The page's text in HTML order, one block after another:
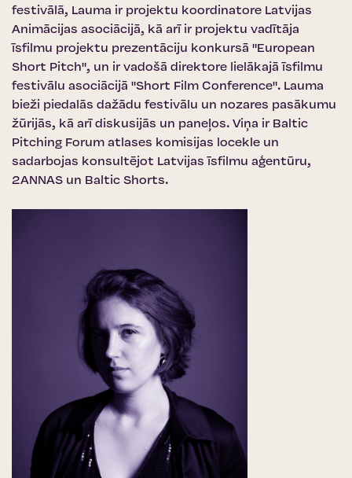
festivālā, Lauma ir projektu koordinatore Latvijas
Animācijas asociācijā, kā arī ir projektu vadītāja
īsfilmu projektu prezentāciju konkursā "European
Short Pitch", un ir vadošā direktore lielākajā īsfilmu
festivālu asociācijā "Short Film Conference". Lauma
bieži piedalās dažādu festivālu un nozares pasākumu
žūrijās, kā arī diskusijās un paneļos. Viņa ir Baltic
Pitching Forum atlases komisijas locekle un
sadarbojas konsultējot Latvijas īsfilmu aģentūru,
2ANNAS un Baltic Shorts.